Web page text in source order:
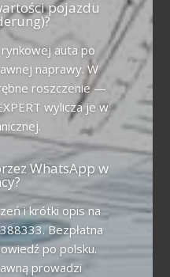
pojazdu
auta po
naprawy. W
roszczenie —
wylicza je w
WhatsApp w
i krótki opis na
Bezpłatna
po polsku.
prowadzi